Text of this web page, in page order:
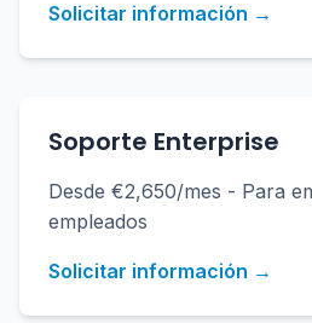
Solicitar información →
Soporte Enterprise
Desde €2,650/mes - Para
empleados
Solicitar información →